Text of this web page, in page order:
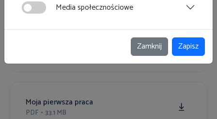
Moja pierwsza praca
PDF • 33.1 MB
Media społecznościowe
Zamknij Zapisz